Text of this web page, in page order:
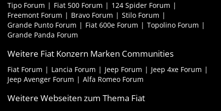
Tipo Forum Fiat 500 Forum
124 Spider Forum
Freemont Forum
Bravo Forum
Stilo Forum
Grande Punto Forum
Fiat 600e Forum
Topolino Forum
Grande Panda Forum
Weitere Fiat Konzern Marken Communities
Fiat Forum Lancia Forum Jeep Forum
Jeep 4xe Forum
Jeep Avenger Forum
Alfa Romeo Forum
Weitere Webseiten zum Thema Fiat